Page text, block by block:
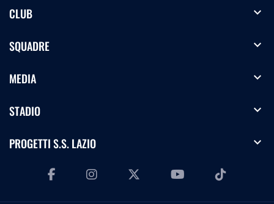
CLUB expand_more
SQUADRE expand_more
MEDIA expand_more
STADIO expand_more
PROGETTI S.S. LAZIO expand_more